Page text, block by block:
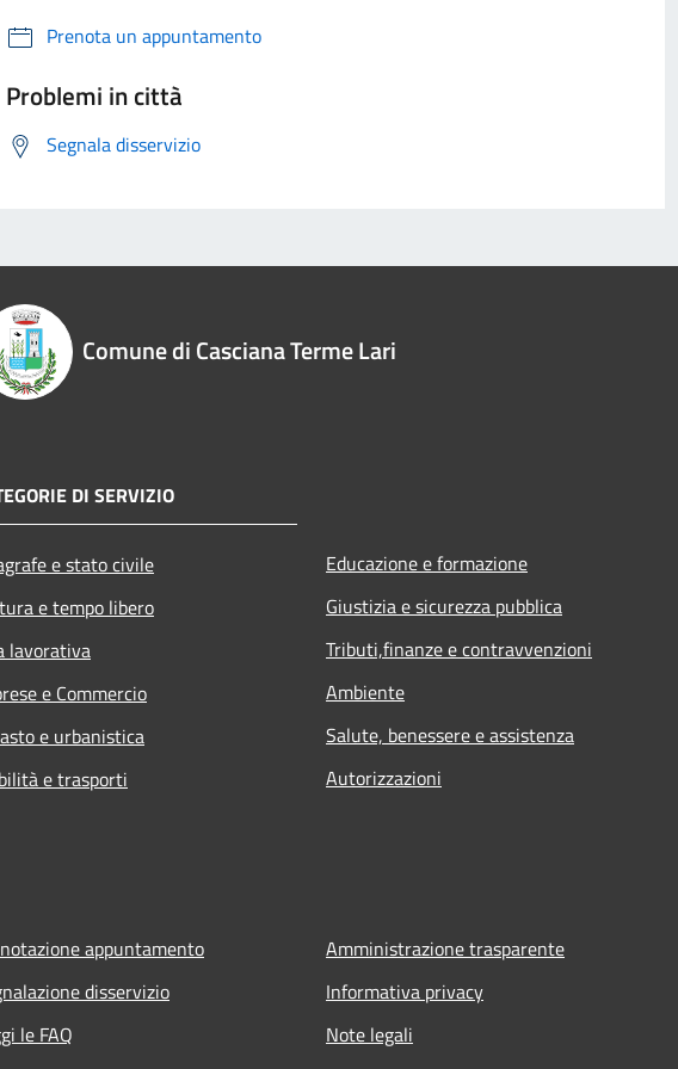
Prenota un appuntamento
Problemi in città
Segnala disservizio
Comune di Casciana Terme Lari
DI SERVIZIO
e stato civile
e tempo libero
lavorativa
e Commercio
e urbanistica
e trasporti
Educazione e formazione
Giustizia e sicurezza pubblica
Tributi,finanze e contravvenzioni
Ambiente
Salute, benessere e assistenza
Autorizzazioni
appuntamento
disservizio
le FAQ
Amministrazione trasparente
Informativa privacy
Note legali